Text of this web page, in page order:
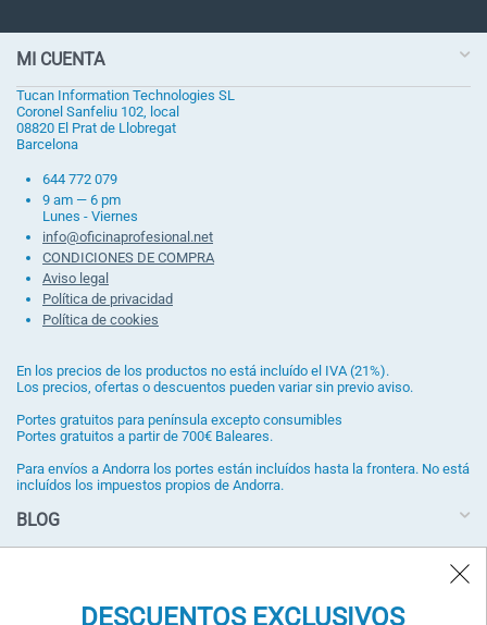
MI CUENTA
Tucan Information Technologies SL
Coronel Sanfeliu 102, local
08820 El Prat de Llobregat
Barcelona
644 772 079
9 am — 6 pm
Lunes - Viernes
info@oficinaprofesional.net
CONDICIONES DE COMPRA
Aviso legal
Política de privacidad
Política de cookies
En los precios de los productos no está incluído el IVA (21%).
Los precios, ofertas o descuentos pueden variar sin previo aviso.
Portes gratuitos para península excepto consumibles
Portes gratuitos a partir de 700€ Baleares.
Para envíos a Andorra los portes están incluídos hasta la frontera. No está
incluídos los impuestos propios de Andorra.
BLOG
descuento !DESCUENTOS EXCLUSIVOS